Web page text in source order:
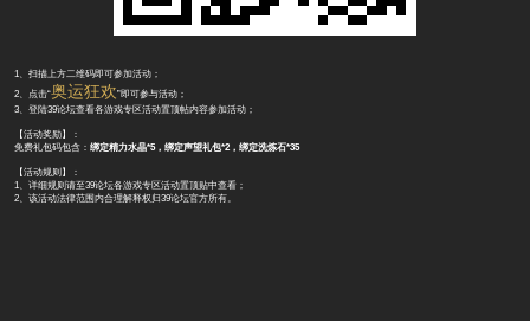
1、扫描上方二维码即可参加活动；
2、点击“奥运狂欢”即可参与活动；
3、登陆39论坛查看各游戏专区活动置顶帖内容参加活动；
【活动奖励】：
免费礼包码包含： 绑定精力水晶*5，绑定声望礼包*2，绑定洗炼石*35
【活动规则】：
1、详细规则请至39论坛各游戏专区活动置顶贴中查看；
2、该活动法律范围内合理解释权归39论坛官方所有。